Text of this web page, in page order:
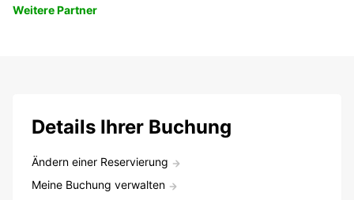
Weitere Partner
Details Ihrer Buchung
Ändern einer Reservierung
Meine Buchung verwalten